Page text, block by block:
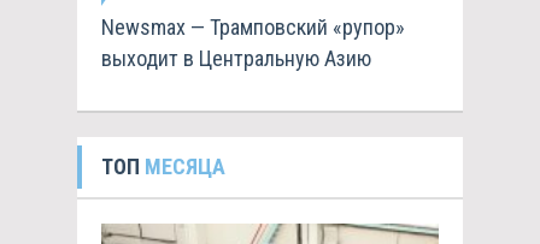
Newsmax — Трамповский «рупор»
выходит в Центральную Азию
ТОП МЕСЯЦА